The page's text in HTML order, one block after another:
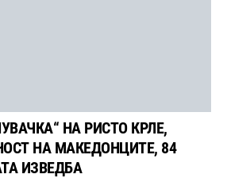
НА РИСТО КРЛЕ,
НА МАКЕДОНЦИТЕ, 84
ИЗВЕДБА